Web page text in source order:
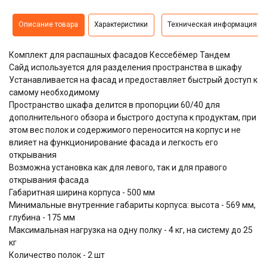
Описание товара Характеристики Техническая информация
Комплект для распашных фасадов Кессебёмер Тандем
Сайд используется для разделения пространства в шкафу
Устанавливается на фасад и предоставляет быстрый доступ к
самому необходимому
Пространство шкафа делится в пропорции 60/40 для
дополнительного обзора и быстрого доступа к продуктам, при
этом вес полок и содержимого переносится на корпус и не
влияет на функционирование фасада и легкость его
открывания
Возможна установка как для левого, так и для правого
открывания фасада
Габаритная ширина корпуса - 500 мм
Минимальные внутренние габариты корпуса: высота - 569 мм,
глубина - 175 мм
Максимальная нагрузка на одну полку - 4 кг, на систему до 25
кг
Количество полок - 2 шт